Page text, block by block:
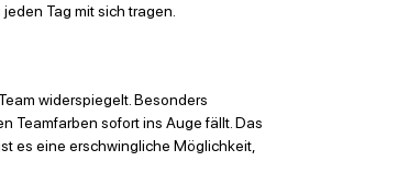
Tag mit sich tragen.
widerspiegelt. Besonders
Teamfarben sofort ins Auge fällt. Das
es eine erschwingliche Möglichkeit,